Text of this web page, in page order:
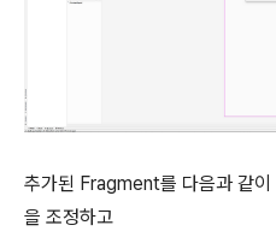
추가된 Fragment를 다음과 같이
을 조정하고